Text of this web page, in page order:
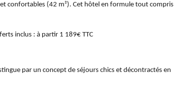
confortables (42 m²). Cet hôtel en formule tout compris
inclus : à partir 1 189€ TTC
par un concept de séjours chics et décontractés en